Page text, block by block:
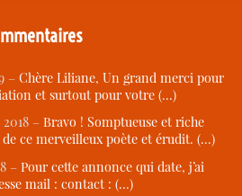
– Chère Liliane, Un grand merci pour
et surtout pour votre (…)
– Bravo ! Somptueuse et riche
ce merveilleux poète et érudit. (…)
– Pour cette annonce qui date, j’ai
mail : contact : (…)